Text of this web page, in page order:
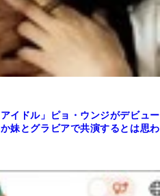
イドル」ピョ・ウンジがデビュー
妹とグラビアで共演するとは思わ